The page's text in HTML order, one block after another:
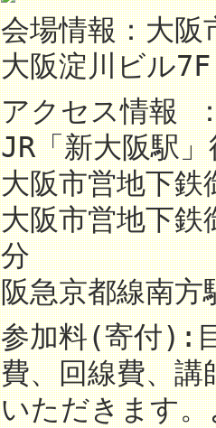
会場情報：大
大阪淀川ビル
アクセス情報
JR「新大阪駅
大阪市営地下鉄
大阪市営地下鉄
分
阪急京都線南方
参加料(寄付):
費、回線費、
いただきます